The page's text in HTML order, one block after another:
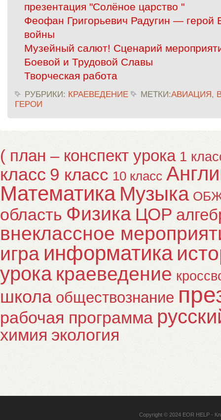
презентация "Солёное царство "
Феофан Григорьевич Радугин — герой
войны
Музейный салют! Сценарий
Боевой и Трудовой Славы
Творческая работа
РУБРИКИ: КРАЕВЕДЕНИЕ МЕТКИ:АВИАЦИЯ,
ГЕРОИ
( план – конспект урока 1
класс 9 класс 10 класс
Математика Музыка
область Физика ЦОР
внеклассное
игра информатика
урока краеведение
школа обществознание
рабочая программа
химия экология
Copyright © 2024 EOR HELP-